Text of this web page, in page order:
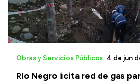
Río Negro licita red de gas
Obras y Servicios Públicos 4 de jun